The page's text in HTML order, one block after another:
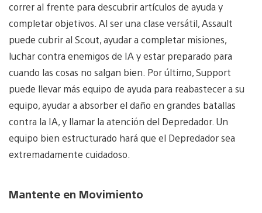
correr al frente para descubrir artículos de ayuda y
completar objetivos. Al ser una clase versátil, Assault
puede cubrir al Scout, ayudar a completar misiones,
luchar contra enemigos de IA y estar preparado para
cuando las cosas no salgan bien. Por último, Support
puede llevar más equipo de ayuda para reabastecer a su
equipo, ayudar a absorber el daño en grandes batallas
contra la IA, y llamar la atención del Depredador. Un
equipo bien estructurado hará que el Depredador sea
extremadamente cuidadoso.
Mantente en Movimiento